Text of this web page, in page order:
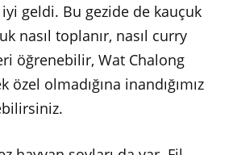
geldi. Bu gezide de kauçuk
nasıl toplanır, nasıl curry
öğrenebilir, Wat Chalong
özel olmadığına inandığımız